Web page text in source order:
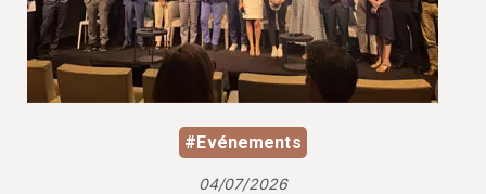
#Evénements
04/07/2026